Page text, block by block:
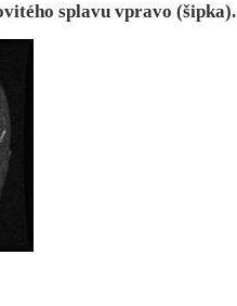
splavu vpravo (šipka).